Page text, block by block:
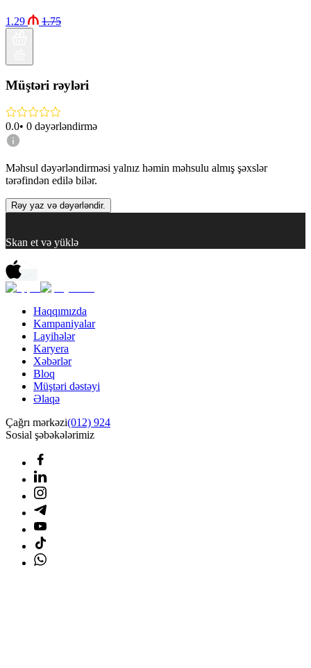
1.29 1.75
Müştəri rəyləri
0.0• 0 dəyərləndirmə
Məhsul dəyərləndirməsi yalnız həmin məhsulu almış şəxslər
tərəfindən edilə bilər.
Rəy yaz və dəyərləndir.
Skan et və yüklə
Haqqımızda
Kampaniyalar
Layihələr
Karyera
Xəbərlər
Bloq
Müştəri dəstəyi
Əlaqə
Çağrı mərkəzi(012) 924
Sosial şəbəkələrimiz